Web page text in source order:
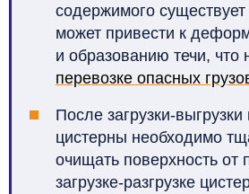
содержимого
может привести к
и образованию течи, что
перевозке опасных
После загрузки-
цистерны необходимо
очищать поверхность от
загрузке-разгрузке